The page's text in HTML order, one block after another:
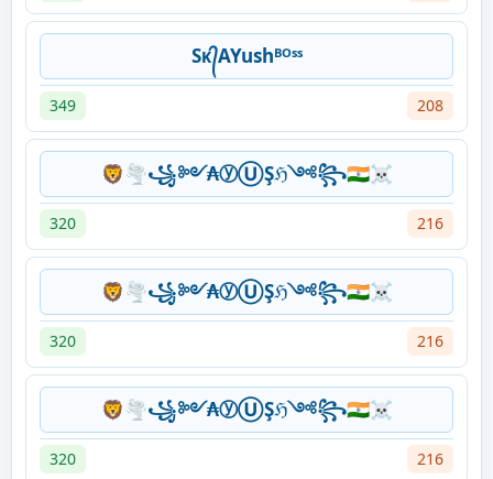
Sᴋ᭄AYushᴮᴼˢˢ
349 208
🦁🌪꧁༻₳ⓨⓊŞℌ༺꧂🇮🇳☠
320 216
🦁🌪꧁༻₳ⓨⓊŞℌ༺꧂🇮🇳☠
320 216
🦁🌪꧁༻₳ⓨⓊŞℌ༺꧂🇮🇳☠
320 216